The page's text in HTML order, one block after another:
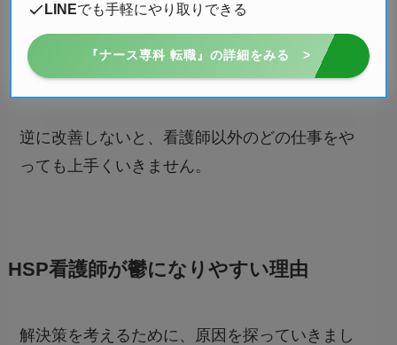
これらを改善していけば、楽しく仕事ができる
ようになります。
逆に改善しないと、看護師以外のどの仕事をや
っても上手くいきません。
HSP看護師が鬱になりやすい理由
解決策を考えるために、原因を探っていきまし
LINEでも手軽にやり取りできる
『ナース専科 転職』の詳細をみる >